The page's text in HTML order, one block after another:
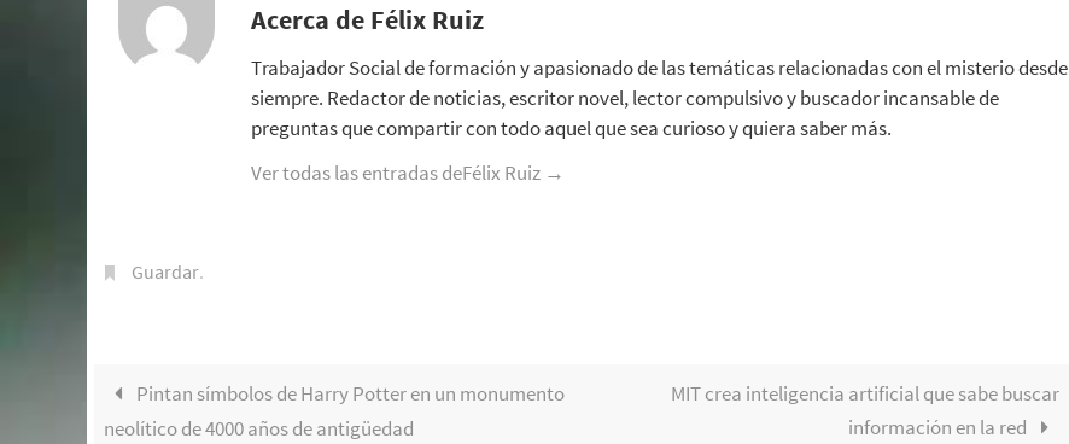
Acerca de Félix Ruiz
Trabajador Social de formación y apasionado de las temáticas relacionadas con el misterio desde
siempre. Redactor de noticias, escritor novel, lector compulsivo y buscador incansable de
preguntas que compartir con todo aquel que sea curioso y quiera saber más.
Ver todas las entradas deFélix Ruiz →
Guardar.
Pintan símbolos de Harry Potter en un monumento
neolítico de 4000 años de antigüedad
MIT crea inteligencia artificial que sabe buscar
información en la red